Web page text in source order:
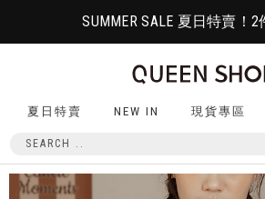
SUMMER SALE 夏日特賣！2
夏日特賣 NEW IN 現貨專區